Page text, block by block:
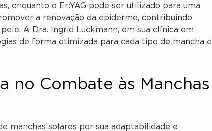
enquanto o Er:YAG pode ser utilizado para uma
a renovação da epiderme, contribuindo
A Dra. Ingrid Luckmann, em sua clínica em
de forma otimizada para cada tipo de mancha e
no Combate às Manchas
manchas solares por sua adaptabilidade e